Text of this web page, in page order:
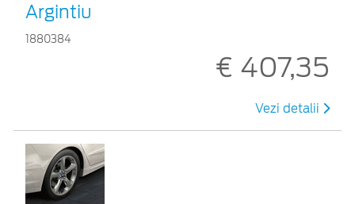
Argintiu
1880384
€ 407,35
Vezi detalii